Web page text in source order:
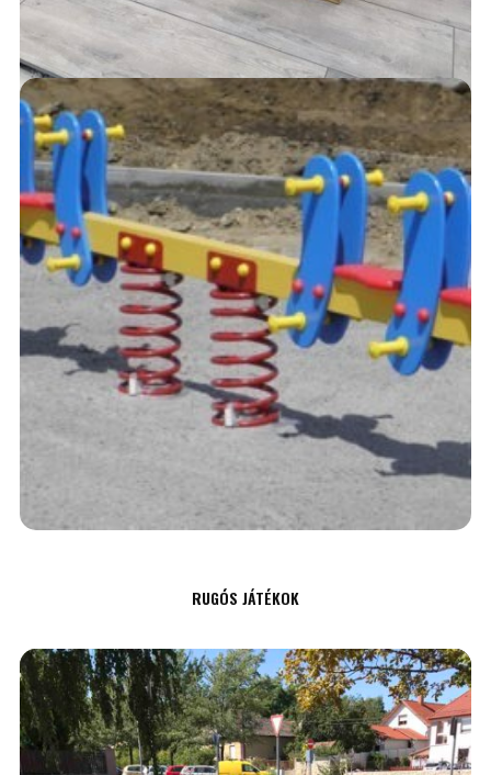
VIRÁGLÁDÁK
15,000Ft
AJÁNLATKÉRÉS
RUGÓS JÁTÉKOK
AJÁNLATKÉRÉS